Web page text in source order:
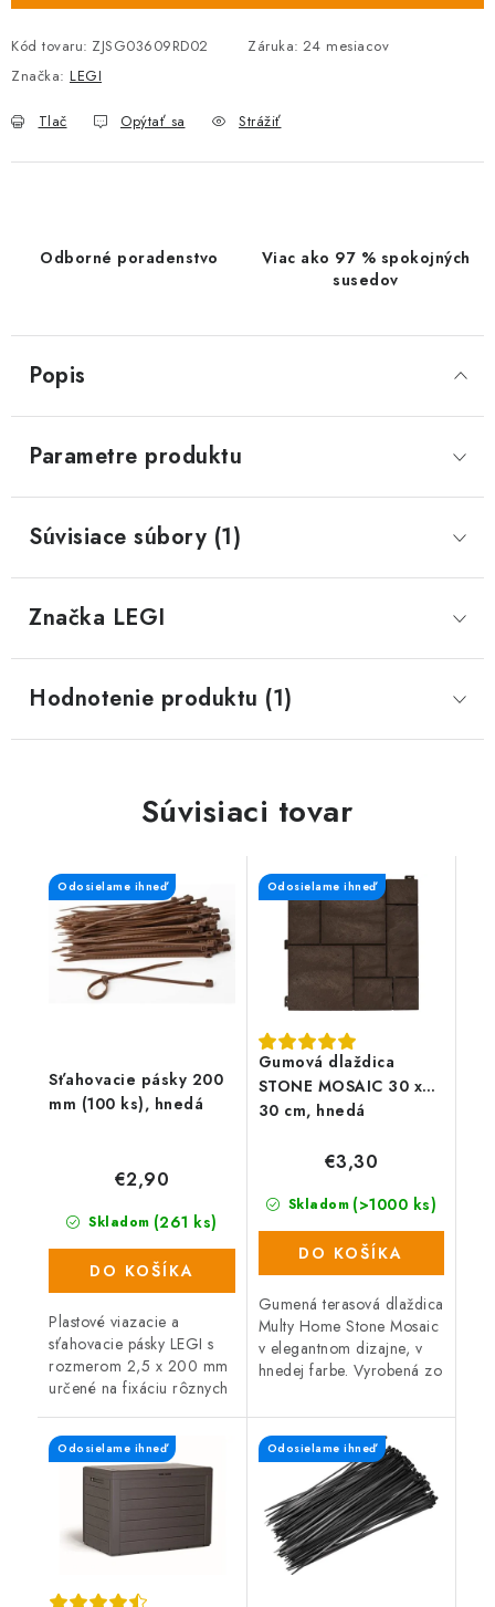
Kód tovaru: ZJSG03609RD02 Záruka: 24 mesiacov
Značka: LEGI
Tlač Opýtať sa Strážiť
Odborné poradenstvo
Viac ako 97 % spokojných
susedov
Popis
Parametre produktu
Súvisiace súbory (1)
Značka LEGI
Hodnotenie produktu (1)
Súvisiaci tovar
Sťahovacie pásky 200
mm (100 ks), hnedá
Odosielame ihneď
Skladom (261 ks)
€2,90
DO KOŠÍKA
Plastové viazacie a
sťahovacie pásky LEGI s
rozmerom 2,5 x 200 mm
určené na fixáciu rôznych
obsahuje 100 ks.
Jednoduché použitie.
Gumová dlaždica
STONE MOSAIC 30 x
30 cm, hnedá
Odosielame ihneď
Skladom (>1000 ks)
€3,30
DO KOŠÍKA
Gumená terasová dlaždica
Multy Home Stone Mosaic
v elegantnom dizajne, v
hnedej farbe. Vyrobená zo
a polypropylénu, čo
zaručuje vysokú odolnosť
a...
Odosielame ihneď Odosielame ihneď